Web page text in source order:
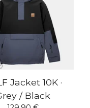
Jacket 10K ·
/ Black